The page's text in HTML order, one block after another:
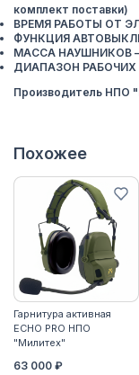
комплект поставки)
ВРЕМЯ РАБОТЫ ОТ
ФУНКЦИЯ
МАССА НАУШНИКОВ –
ДИАПАЗОН РАБОЧИХ
Производитель НПО
Похожее
Гарнитура активная
ECHO PRO НПО
"Милитех"
63 000 ₽